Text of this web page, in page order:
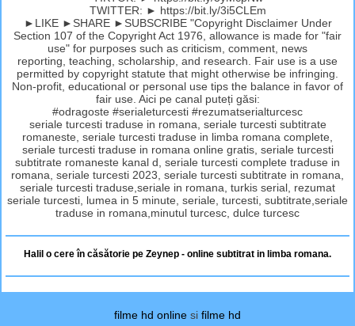
TWITTER: ► https://bit.ly/3i5CLEm
►LIKE ►SHARE ►SUBSCRIBE "Copyright Disclaimer Under
Section 107 of the Copyright Act 1976, allowance is made for "fair
use" for purposes such as criticism, comment, news
reporting, teaching, scholarship, and research. Fair use is a use
permitted by copyright statute that might otherwise be infringing.
Non-profit, educational or personal use tips the balance in favor of
fair use. Aici pe canal puteți găsi:
#odragoste #serialeturcesti #rezumatserialturcesc
seriale turcesti traduse in romana, seriale turcesti subtitrate
romaneste, seriale turcesti traduse in limba romana complete,
seriale turcesti traduse in romana online gratis, seriale turcesti
subtitrate romaneste kanal d, seriale turcesti complete traduse in
romana, seriale turcesti 2023, seriale turcesti subtitrate in romana,
seriale turcesti traduse,seriale in romana, turkis serial, rezumat
seriale turcesti, lumea in 5 minute, seriale, turcesti, subtitrate,seriale
traduse in romana,minutul turcesc, dulce turcesc
Halil o cere în căsătorie pe Zeynep - online subtitrat in limba romana.
filme hd online si filme hd